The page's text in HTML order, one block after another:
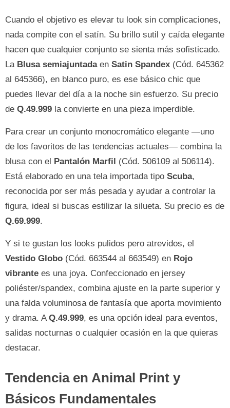
Cuando el objetivo es elevar tu look sin complicaciones,
nada compite con el satín. Su brillo sutil y caída elegante
hacen que cualquier conjunto se sienta más sofisticado.
La Blusa semiajuntadaen Satin Spandex (Cód. 645362
al 645366), en blanco puro, es ese básico chic que
puedes llevar del día a la noche sin esfuerzo. Su precio
de Q.49.999 la convierte en una pieza imperdible.
Para crear un conjunto monocromático elegante —uno
de los favoritos de las tendencias actuales— combina la
blusa con el Pantalón Marfil (Cód. 506109 al 506114).
Está elaborado en una tela importada tipo Scuba,
reconocida por ser más pesada y ayudar a controlar la
figura, ideal si buscas estilizar la silueta. Su precio es de
Q.69.999.
Y si te gustan los looks pulidos pero atrevidos, el
Vestido Globo (Cód. 663544 al 663549) en Rojo
vibrante es una joya. Confeccionado en jersey
poliéster/spandex, combina ajuste en la parte superior y
una falda voluminosa de fantasía que aporta movimiento
y drama. A Q.49.999, es una opción ideal para eventos,
salidas nocturnas o cualquier ocasión en la que quieras
destacar.
Tendencia en Animal Print y
Básicos Fundamentales